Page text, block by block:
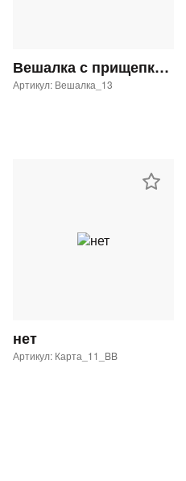
Вешалка с прищепками GL-29 с таргеткой Button Blue
Артикул: Вешалка_13
нет
Артикул: Карта_11_BB